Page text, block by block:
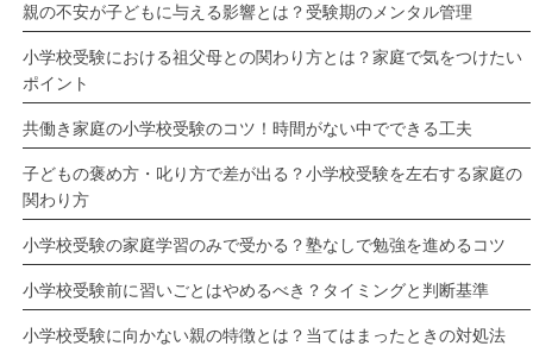
親の不安が子どもに与える影響とは？受験期のメンタル管理
小学校受験における祖父母との関わり方とは？家庭で気をつけたい
ポイント
共働き家庭の小学校受験のコツ！時間がない中でできる工夫
子どもの褒め方・叱り方で差が出る？小学校受験を左右する家庭の
関わり方
小学校受験の家庭学習のみで受かる？塾なしで勉強を進めるコツ
小学校受験前に習いごとはやめるべき？タイミングと判断基準
小学校受験に向かない親の特徴とは？当てはまったときの対処法